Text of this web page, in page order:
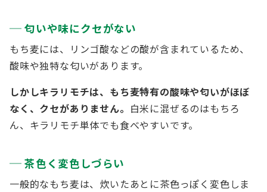
匂いや味にクセがない
もち麦には、リンゴ酸などの酸が含まれているため、
酸味や独特な匂いがあります。
しかしキラリモチは、もち麦特有の酸味や匂いがほぼ
なく、クセがありません。 白米に混ぜるのはもちろ
ん、キラリモチ単体でも食べやすいです。
茶色く変色しづらい
一般的なもち麦は、炊いたあとに茶色っぽく変色しま